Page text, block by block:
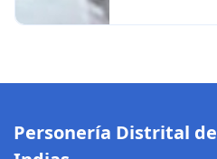
Personería Distrital